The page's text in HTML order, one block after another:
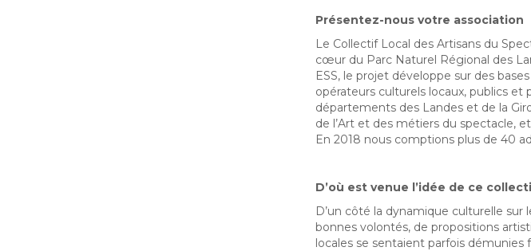
Présentez-nous votre association
Le Collectif Local des Artisans du
cœur du Parc Naturel Régional des
ESS, le projet développe sur des
opérateurs culturels locaux, publics et
départements des Landes et de la
de l’Art et des métiers du spectacle,
En 2018 nous comptions plus de 40
D’où est venue l’idée de ce
D’un côté la dynamique culturelle
bonnes volontés, de propositions
locales se sentaient parfois démunies